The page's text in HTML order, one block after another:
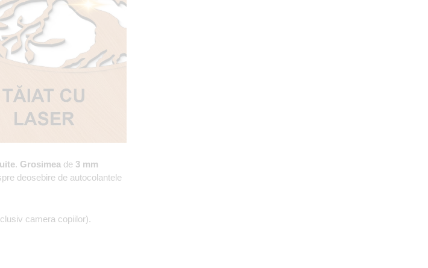
. Grosimea de 3 mm
deosebire de autocolantele
camera copiilor).